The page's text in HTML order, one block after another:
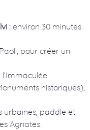
:environ 30 minutes
pour créer un
historiques),
paddle et
Agriates.